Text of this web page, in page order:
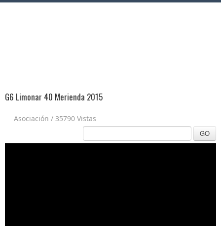
G6 Limonar 40 Merienda 2015
Asociación / 35790 Vistas
GO